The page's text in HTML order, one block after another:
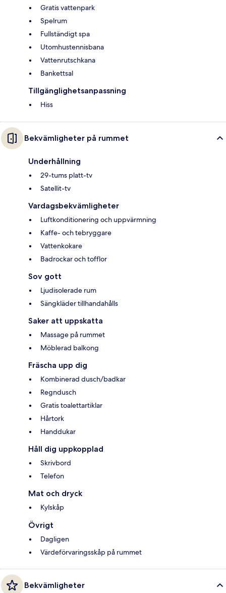
Gratis vattenpark
Spelrum
Fullständigt spa
Utomhustennisbana
Vattenrutschkana
Bankettsal
Tillgänglighetsanpassning
Hiss
Bekvämligheter på rummet
Underhållning
29-tums platt-tv
Satellit-tv
Vardagsbekvämligheter
Luftkonditionering och uppvärmning
Kaffe- och tebryggare
Vattenkokare
Badrockar och tofflor
Sov gott
Ljudisolerade rum
Sängkläder tillhandahålls
Saker att uppskatta
Massage på rummet
Möblerad balkong
Fräscha upp dig
Kombinerad dusch/badkar
Regndusch
Gratis toalettartiklar
Hårtork
Handdukar
Håll dig uppkopplad
Skrivbord
Telefon
Mat och dryck
Kylskåp
Övrigt
Dagligen
Värdeförvaringsskåp på rummet
Bekvämligheter